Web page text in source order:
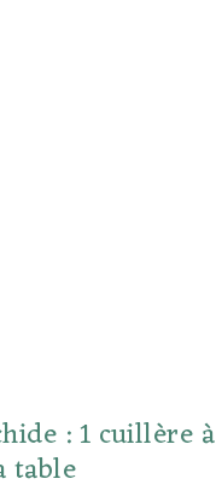
: 1 cuillère à
table